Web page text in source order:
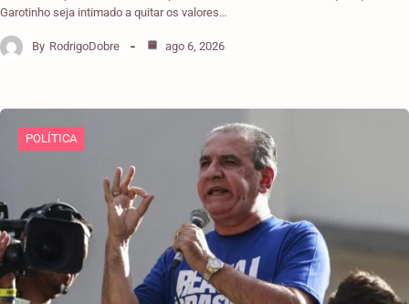
Garotinho seja intimado a quitar os valores…
By RodrigoDobre ago 6, 2026
POLÍTICA